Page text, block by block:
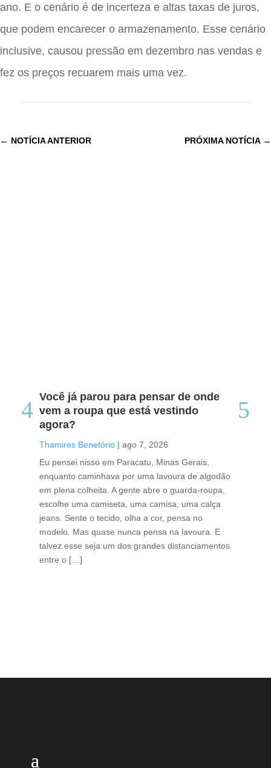
ano. E o cenário é de incerteza e altas taxas de juros,
que podem encarecer o armazenamento. Esse cenário
inclusive, causou pressão em dezembro nas vendas e
fez os preços recuarem mais uma vez.
← NOTÍCIA ANTERIOR PRÓXIMA NOTÍCIA→
Você já parou para pensar de onde
vem a roupa que está vestindo
agora?
Thamires Benetório | ago 7, 2026
Eu pensei nisso em Paracatu, Minas Gerais,
enquanto caminhava por uma lavoura de algodão
em plena colheita. A gente abre o guarda-roupa,
escolhe uma camiseta, uma camisa, uma calça
jeans. Sente o tecido, olha a cor, pensa no
modelo. Mas quase nunca pensa na lavoura. E
talvez esse seja um dos grandes distanciamentos
entre o […]